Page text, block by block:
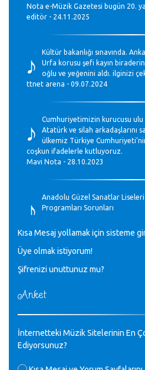
Nota e-Müzik Gazetesi bugün 20.
editör - 24.11.2025
♪
Kültür bakanlığı sınavında.
Urfa korusu şefi kayın
oğlu ve yeğenini aldı. ilginizi
ttnet arena - 09.07.2024
♪
Cumhuriyetimizin kurucusu
Atatürk ve silah arkadaşlarını
ülkemiz Türkiye
coşkun ifadelerle kutluyoruz.
Mavi Nota - 28.10.2023
♪
Anadolu Güzel Sanatlar
Programları Sorunları
♪
GEÇMİŞ OLSUN TÜRKİYE!
Mavi Nota - 07.02.2023
♪
30 yıl sonra karşılaşmak çok
M.Semih Baylan - 08.01.2023
Değerli Müfit hocama en içten
Kısa Mesaj yollamak için sisteme
Üye olmak istiyorum!
Şifrenizi unuttunuz mu?
Anket
İnternetteki Müzik Sitelerinin En
Ediyorsunuz?